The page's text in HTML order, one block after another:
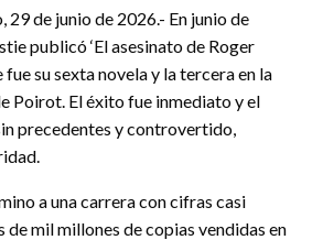
de junio de 2026.- En junio de
publicó ‘El asesinato de Roger
fue su sexta novela y la tercera en la
Poirot. El éxito fue inmediato y el
precedentes y controvertido,
a una carrera con cifras casi
de mil millones de copias vendidas en